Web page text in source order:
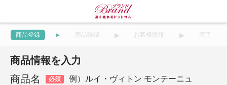
商品登録 商品確認 お客様情報 完了
商品情報を入力
商品名
必須 例）ルイ・ヴィトン モンテーニュ